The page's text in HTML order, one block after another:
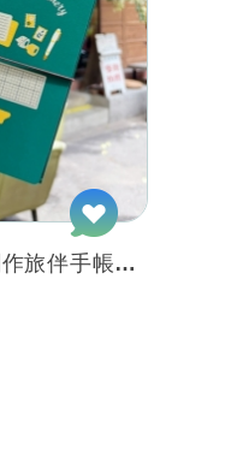
【9/7前免運】iMAT®創作旅伴手帳本™套組_文創風新色+瞬滑瞬止尺